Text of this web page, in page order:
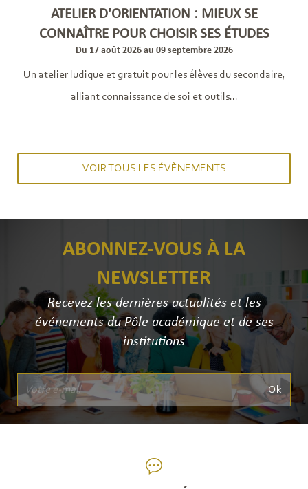
ATELIER D'ORIENTATION : MIEUX SE
CONNAÎTRE POUR CHOISIR SES ÉTUDES
Du 17 août 2026 au 09 septembre 2026
Un atelier ludique et gratuit pour les élèves du secondaire,
alliant connaissance de soi et outils...
VOIR TOUS LES ÉVÈNEMENTS
ABONNEZ-VOUS À LA
NEWSLETTER
Recevez les dernières actualités et les
événements du Pôle académique et de ses
institutions
Ok